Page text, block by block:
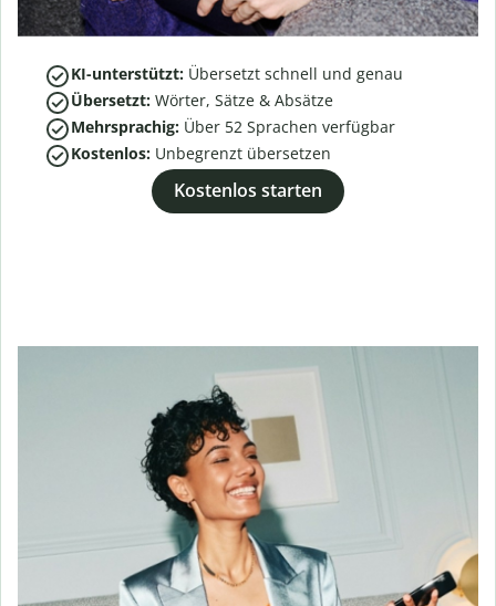
KI-unterstützt: Übersetzt schnell und genau
Übersetzt: Wörter, Sätze & Absätze
Mehrsprachig: Über 52 Sprachen verfügbar
Kostenlos: Unbegrenzt übersetzen
Kostenlos starten